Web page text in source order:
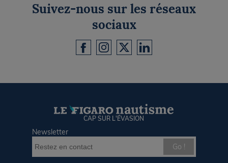
Suivez-nous sur les réseaux
sociaux
CAP SUR L'ÉVASION
Newsletter
Go !